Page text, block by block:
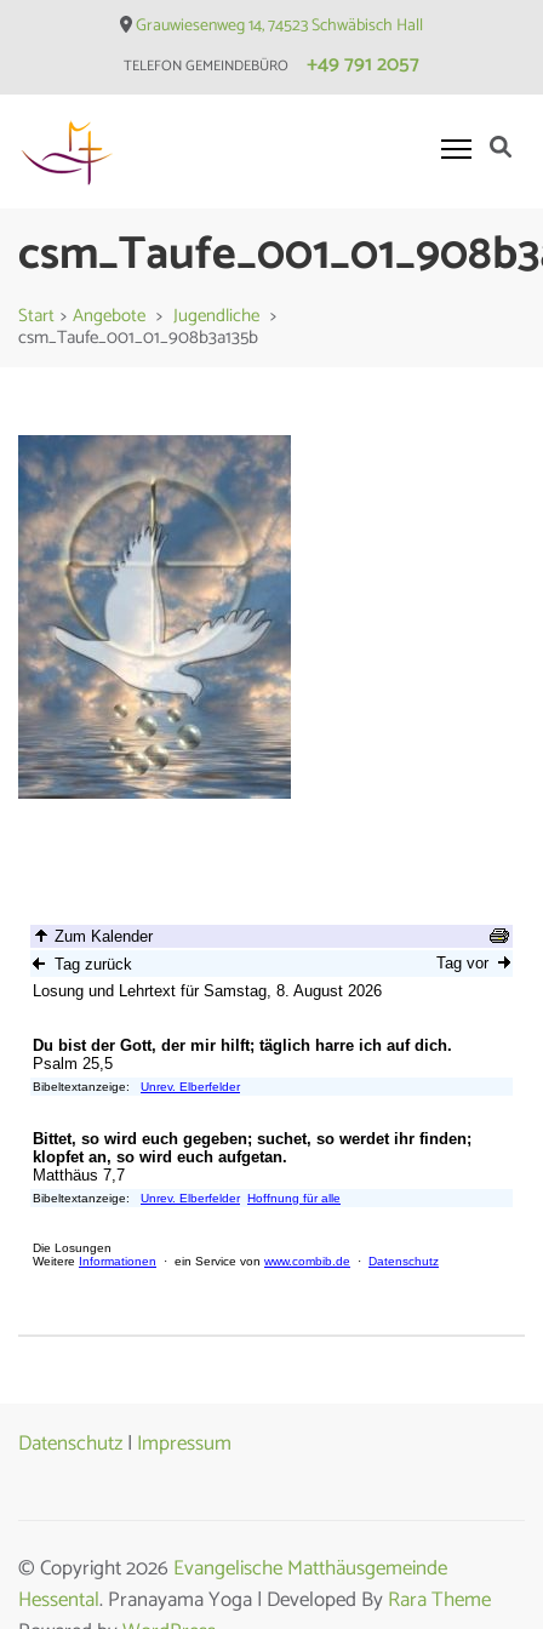
Grauwiesenweg 14, 74523 Schwäbisch Hall
TELEFON GEMEINDEBÜRO +49 791 2057
Hessental
Start > Angebote > Jugendliche >
csm_Taufe_001_01_908b3a135b
Datenschutz| Impressum
© Copyright 2026 Evangelische Matthäusgemeinde
Hessental. Pranayama Yoga | Developed ByRara Theme